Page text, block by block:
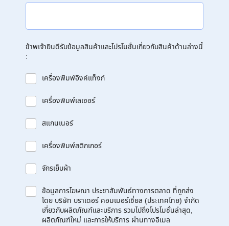
ข้าพเจ้ายินดีรับข้อมูลสินค้าและโปรโมชั่นเกี่ยวกับสินค้าด้านล่างนี้
:
เครื่องพิมพ์อิงค์แท็งก์
เครื่องพิมพ์เลเซอร์
สแกนเนอร์
เครื่องพิมพ์สติกเกอร์
จักรเย็บผ้า
ข้อมูลการโฆษณา ประชาสัมพันธ์ทางการตลาด ที่ถูกส่ง
โดย บริษัท บราเดอร์ คอมเมอร์เชี่ยล (ประเทศไทย) จำกัด
เกี่ยวกับผลิตภัณฑ์และบริการ รวมไปถึงโปรโมชั่นล่าสุด,
ผลิตภัณฑ์ใหม่ และการให้บริการ ผ่านทางอีเมล